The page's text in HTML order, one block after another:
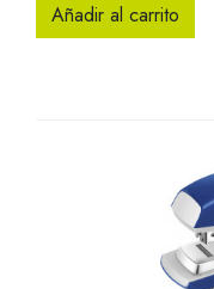
Añadir al carrito